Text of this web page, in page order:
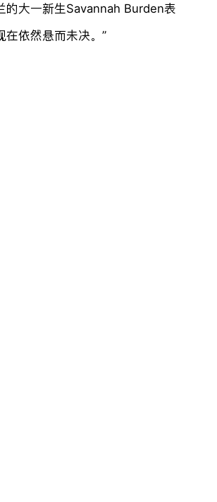
的大一新生Savannah Burden表
在依然悬而未决。”